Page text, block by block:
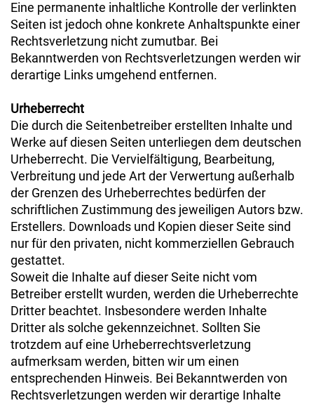
Eine permanente inhaltliche Kontrolle der verlinkten
Seiten ist jedoch ohne konkrete Anhaltspunkte einer
Rechtsverletzung nicht zumutbar. Bei
Bekanntwerden von Rechtsverletzungen werden wir
derartige Links umgehend entfernen.
Urheberrecht
Die durch die Seitenbetreiber erstellten Inhalte und
Werke auf diesen Seiten unterliegen dem deutschen
Urheberrecht. Die Vervielfältigung, Bearbeitung,
Verbreitung und jede Art der Verwertung außerhalb
der Grenzen des Urheberrechtes bedürfen der
schriftlichen Zustimmung des jeweiligen Autors bzw.
Erstellers. Downloads und Kopien dieser Seite sind
nur für den privaten, nicht kommerziellen Gebrauch
gestattet.
Soweit die Inhalte auf dieser Seite nicht vom
Betreiber erstellt wurden, werden die Urheberrechte
Dritter beachtet. Insbesondere werden Inhalte
Dritter als solche gekennzeichnet. Sollten Sie
trotzdem auf eine Urheberrechtsverletzung
aufmerksam werden, bitten wir um einen
entsprechenden Hinweis. Bei Bekanntwerden von
Rechtsverletzungen werden wir derartige Inhalte